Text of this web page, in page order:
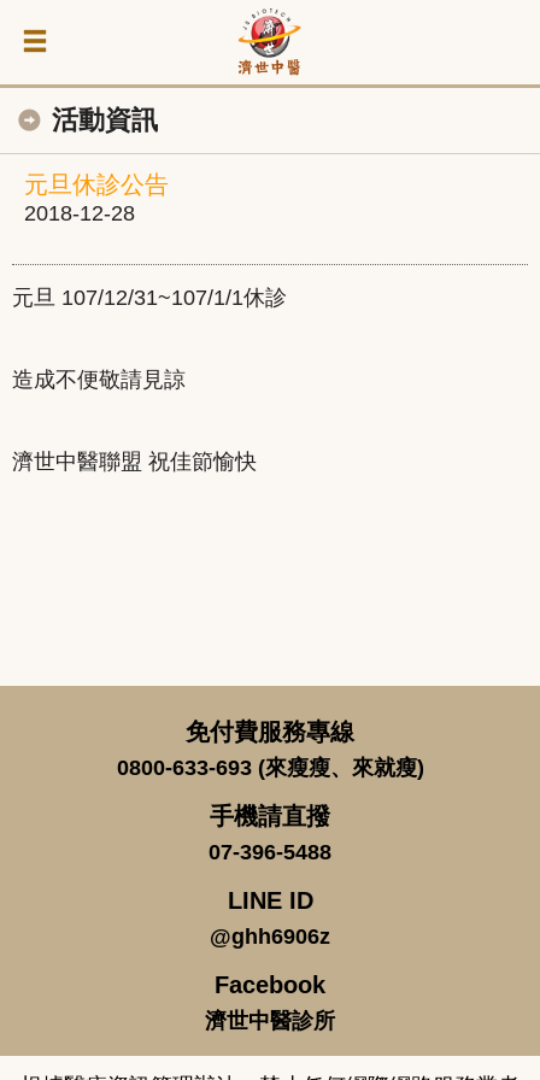
活動資訊
元旦休診公告
2018-12-28
元旦 107/12/31~107/1/1休診
造成不便敬請見諒
濟世中醫聯盟 祝佳節愉快
免付費服務專線
0800-633-693 (來瘦瘦、來就瘦)
手機請直撥
07-396-5488
LINE ID
@ghh6906z
Facebook
濟世中醫診所